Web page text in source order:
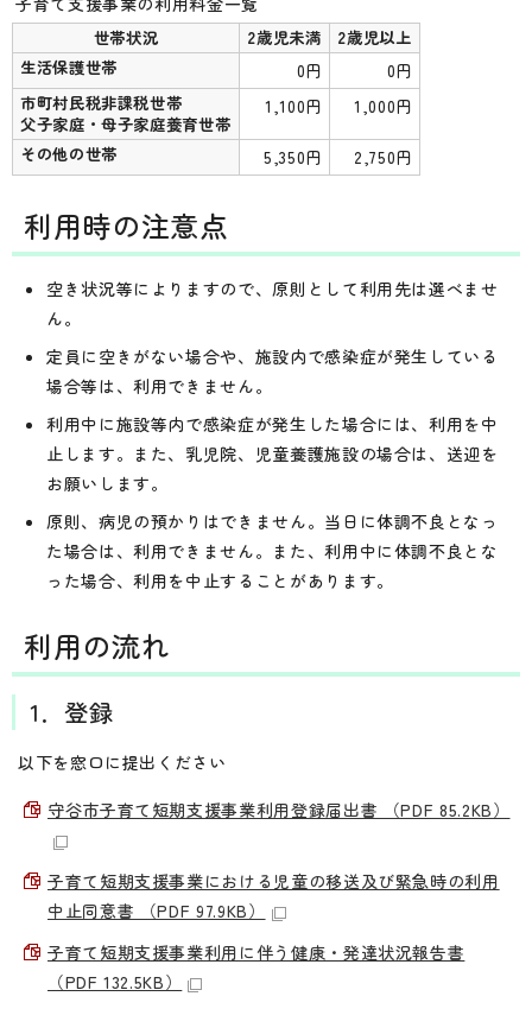
世帯状況 2歳児未満
2歳児以上
生活保護世帯
0円
0円
市町村民税非課税世帯
父子家庭・母子家庭養育世帯
1,100円 1,000円
その他の世帯 5,350円 2,750円
利用時の注意点
空き状況等によりますので、原則として利用先は選べませ
ん。
定員に空きがない場合や、施設内で感染症が発生している
場合等は、利用できません。
利用中に施設等内で感染症が発生した場合には、利用を中
止します。また、乳児院、児童養護施設の場合は、送迎を
お願いします。
原則、病児の預かりはできません。当日に体調不良となっ
た場合は、利用できません。また、利用中に体調不良とな
った場合、利用を中止することがあります。
利用の流れ
1．登録
以下を窓口に提出ください
守谷市子育て短期支援事業利用登録届出書 （PDF 85.2KB）
子育て短期支援事業における児童の移送及び緊急時の利用
中止同意書 （PDF 97.9KB）
子育て短期支援事業利用に伴う健康・発達状況報告書
（PDF 132.5KB）